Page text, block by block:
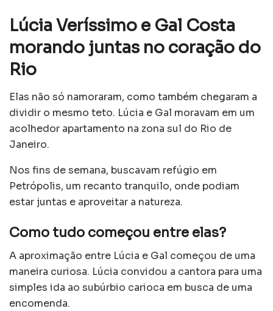
Lúcia Veríssimo e Gal Costa
morando juntas no coração do
Rio
Elas não só namoraram, como também chegaram a
dividir o mesmo teto. Lúcia e Gal moravam em um
acolhedor apartamento na zona sul do Rio de
Janeiro.
Nos fins de semana, buscavam refúgio em
Petrópolis, um recanto tranquilo, onde podiam
estar juntas e aproveitar a natureza.
Como tudo começou entre elas?
A aproximação entre Lúcia e Gal começou de uma
maneira curiosa. Lúcia convidou a cantora para uma
simples ida ao subúrbio carioca em busca de uma
encomenda.